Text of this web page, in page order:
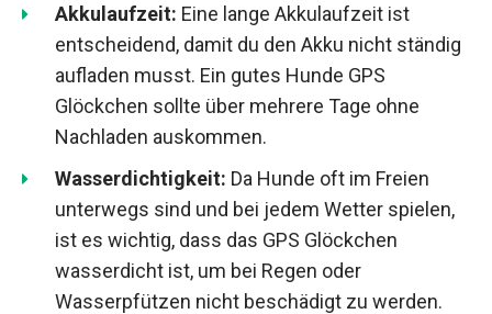
Akkulaufzeit: Eine lange Akkulaufzeit ist
entscheidend, damit du den Akku nicht ständig
aufladen musst. Ein gutes Hunde GPS
Glöckchen sollte über mehrere Tage ohne
Nachladen auskommen.
Wasserdichtigkeit: Da Hunde oft im Freien
unterwegs sind und bei jedem Wetter spielen,
ist es wichtig, dass das GPS Glöckchen
wasserdicht ist, um bei Regen oder
Wasserpfützen nicht beschädigt zu werden.